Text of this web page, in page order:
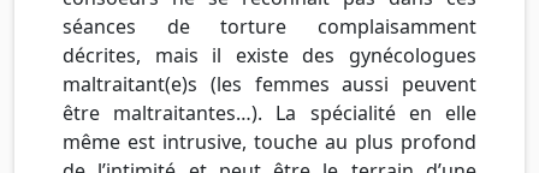
séances de torture complaisamment
décrites, mais il existe des gynécologues
maltraitant(e)s (les femmes aussi peuvent
être maltraitantes…). La spécialité en elle
même est intrusive, touche au plus profond